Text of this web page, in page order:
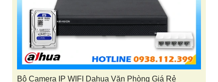
Bộ Camera IP WIFI Dahua Văn Phòng Giá Rẻ